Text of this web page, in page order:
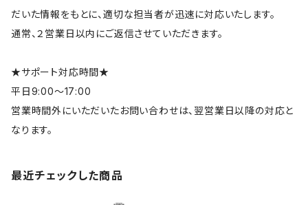
だいた情報をもとに、適切な担当者が迅速に対応いたします。
通常、２営業日以内にご返信させていただきます。
★サポート対応時間★
平日9:00～17:00
営業時間外にいただいたお問い合わせは、翌営業日以降の対応と
なります。
最近チェックした商品